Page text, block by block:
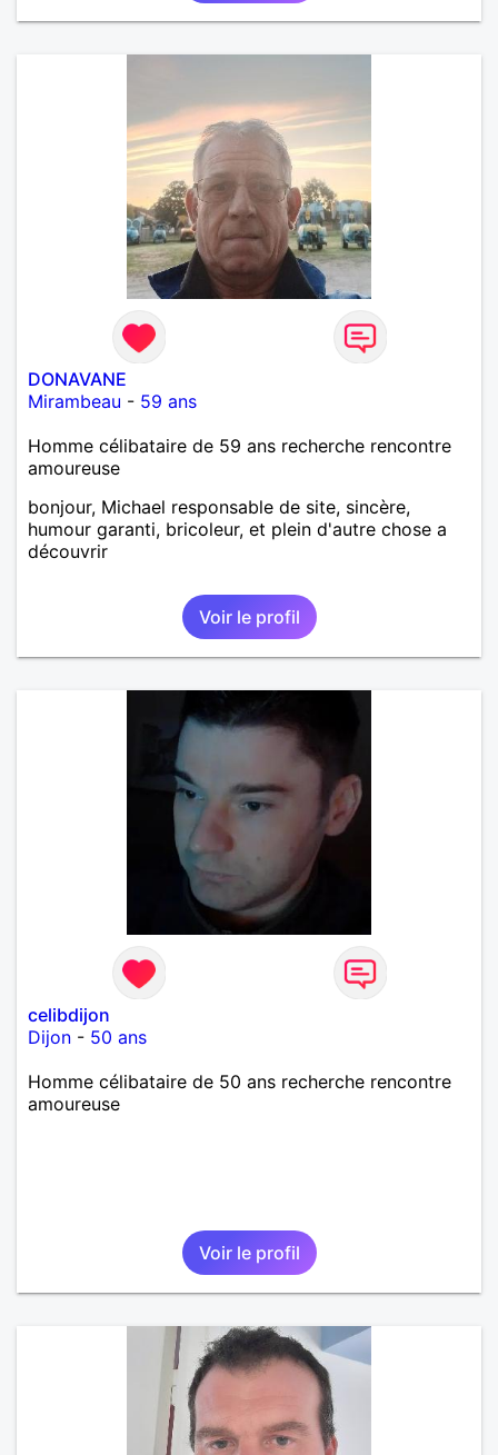
DONAVANE
Mirambeau - 59 ans
Homme célibataire de 59 ans recherche rencontre
amoureuse
bonjour, Michael responsable de site, sincère,
humour garanti, bricoleur, et plein d'autre chose a
découvrir
Voir le profil
celibdijon
Dijon - 50 ans
Homme célibataire de 50 ans recherche rencontre
amoureuse
Voir le profil